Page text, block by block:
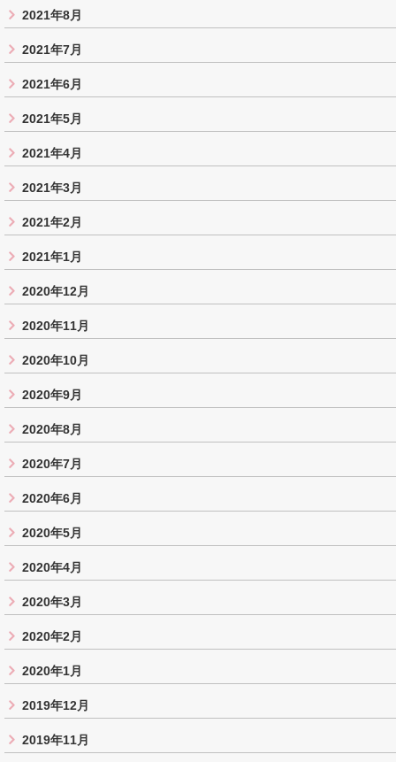
2021年8月
2021年7月
2021年6月
2021年5月
2021年4月
2021年3月
2021年2月
2021年1月
2020年12月
2020年11月
2020年10月
2020年9月
2020年8月
2020年7月
2020年6月
2020年5月
2020年4月
2020年3月
2020年2月
2020年1月
2019年12月
2019年11月